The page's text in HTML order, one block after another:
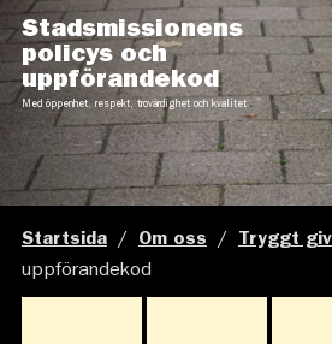
Stadsmissionens
policys och
uppförandekod
Med öppenhet, respekt, trovärdighet och kvalitet.
Startsida / Om oss / Tryggt
uppförandekod